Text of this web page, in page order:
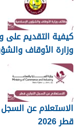
كيفية التقديم
وزارة الأوقاف
الإسلامية قطر 2026
الاستعلام عن السجل
قطر 2026